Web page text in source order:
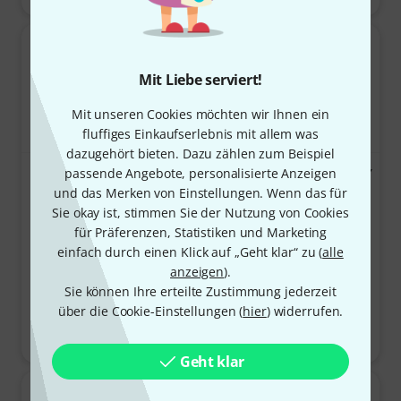
Mit Liebe serviert!
Mit unseren Cookies möchten wir Ihnen ein
fluffiges Einkaufserlebnis mit allem was
dazugehört bieten. Dazu zählen zum Beispiel
passende Angebote, personalisierte Anzeigen
und das Merken von Einstellungen. Wenn das für
Sie okay ist, stimmen Sie der Nutzung von Cookies
für Präferenzen, Statistiken und Marketing
einfach durch einen Klick auf „Geht klar“ zu (alle
anzeigen).
Sie können Ihre erteilte Zustimmung jederzeit
über die Cookie-Einstellungen (hier) widerrufen.
Geht klar
Gewa Idea 1.8 Violin Case
Black
4.8 von 5 Sternen aus 13 Kundenbewertungen
13
1.020 €
-26 %
UVP: 1.379 €
Sofort lieferbar
Gewa Bio Violincase 4/4 GY
MP/SH
4.3 von 5
96
139 €
-25 %
Sofort lieferbar